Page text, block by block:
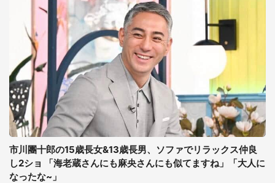
市川團十郎の15歳長女&13歳長男、ソファでリラックス仲良
し2ショ 「海老蔵さんにも麻央さんにも似てますね」「大人に
なったな~」